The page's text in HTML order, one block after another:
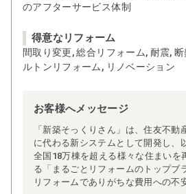
のアフターサービス体制
得意なリフォーム
間取り変更, 総合リフォーム, 耐震,
ルトンリフォーム, リノベーション
お客様へメッセージ
「新築そっくりさん」は、住友不動
に代わる新システムとして開発し、
全国18万棟を超える様々な住まいを
る「まるごとリフォームのトップブ
リフォームでありがちな費用への不